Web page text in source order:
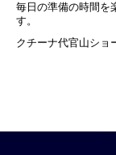
毎日の準備の時間を
す。
クチーナ代官山ショ